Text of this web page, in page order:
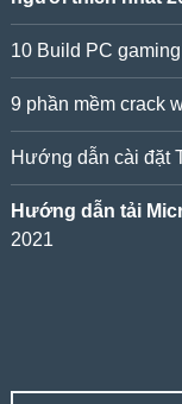
10 Build PC
9 phần mềm crack
Hướng dẫn cài đặt
Hướng dẫn tải
2021